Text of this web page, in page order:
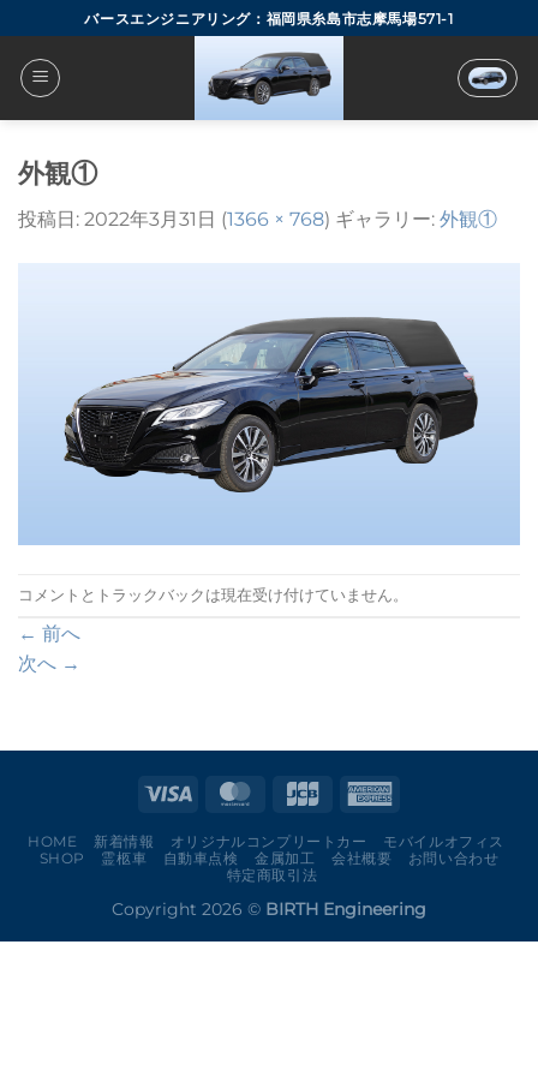
to
content
バースエンジニアリング：福岡県糸島市志摩馬場571-1
外観①
投稿日: 2022年3月31日 (1366 × 768) ギャラリー: 外観①
コメントとトラックバックは現在受け付けていません。
← 前へ
次へ →
HOME 新着情報 オリジナルコンプリートカー
モバイルオフィス
SHOP
霊柩車 自動車点検 金属加工 会社概要
お問い合わせ
特定商取引法
Copyright 2026 © BIRTH Engineering